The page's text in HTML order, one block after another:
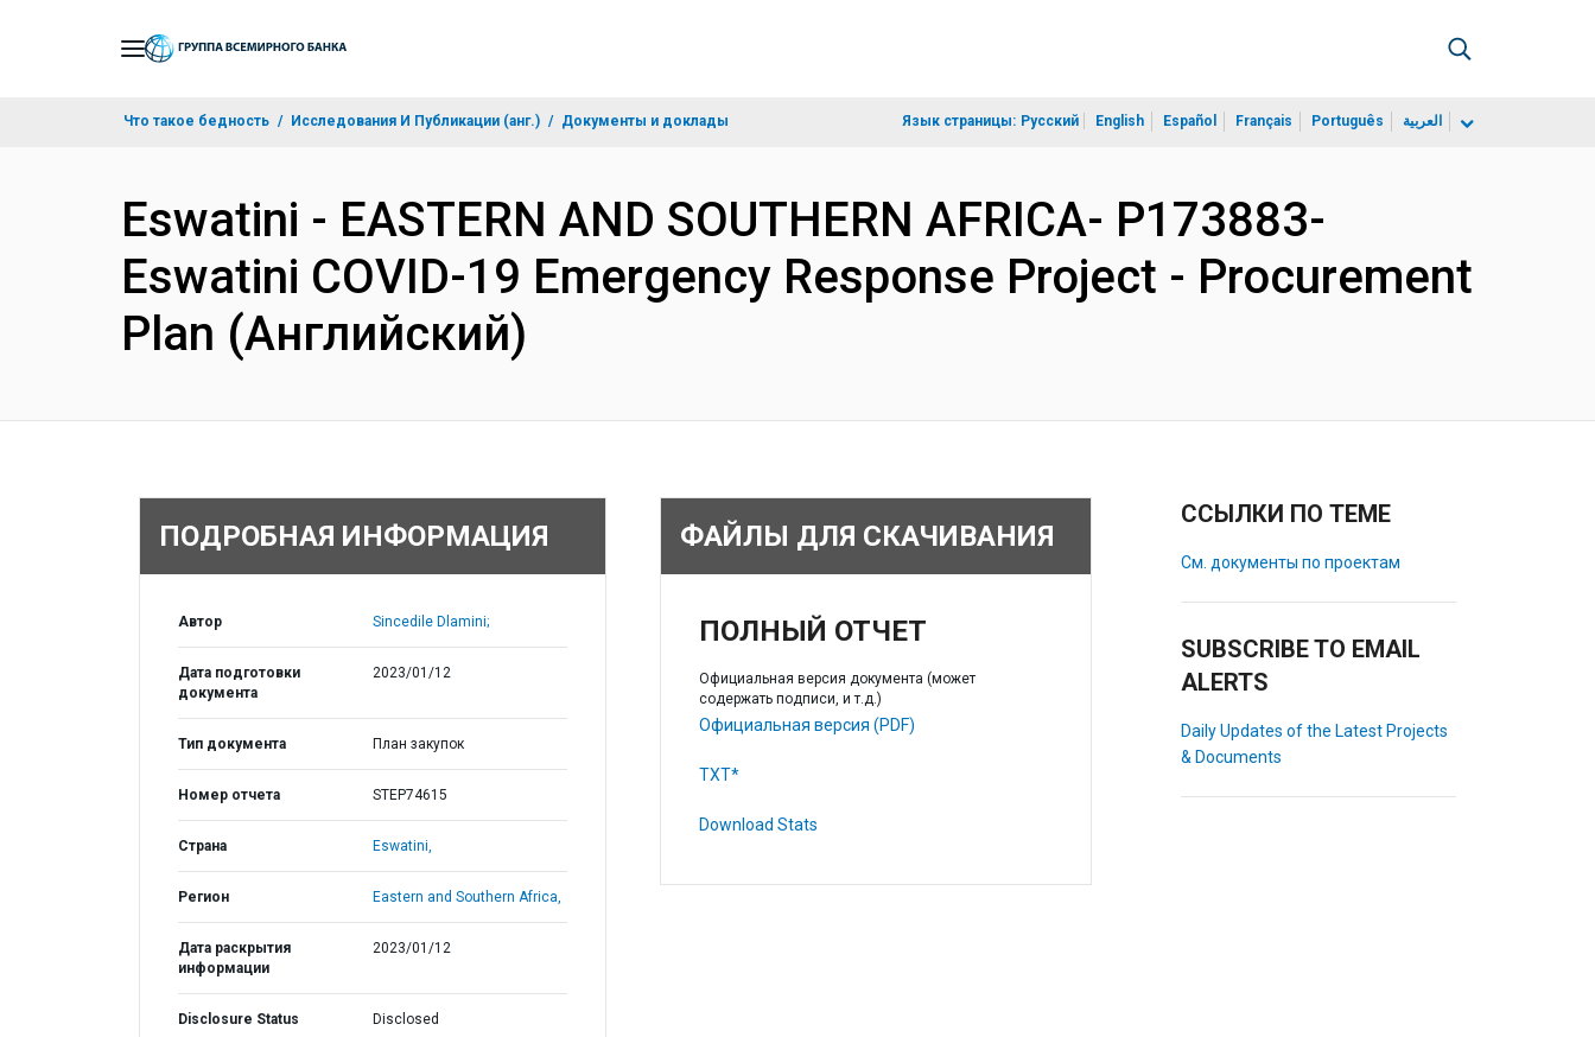
Что такое бедность Исследования И Публикации (анг.) Документы и доклады Язык страницы: Русский English Español Français Português العربية
Eswatini - EASTERN AND SOUTHERN AFRICA- P173883-
Eswatini COVID-19 Emergency Response Project - Procurement
Plan (Английский)
ПОДРОБНАЯ ИНФОРМАЦИЯ
Автор Sincedile Dlamini;
Дата подготовки
документа
2023/01/12
Тип документа План закупок
Номер отчета STEP74615
Страна Eswatini,
Регион Eastern and Southern Africa,
Дата раскрытия
информации
2023/01/12
Disclosure Status Disclosed
ФАЙЛЫ ДЛЯ СКАЧИВАНИЯ
ПОЛНЫЙ ОТЧЕТ
Официальная версия документа (может
содержать подписи, и т.д.)
Официальная версия (PDF)
TXT*
Download Stats
ССЫЛКИ ПО ТЕМЕ
См. документы по проектам
SUBSCRIBE TO EMAIL
ALERTS
Daily Updates of the Latest Projects
& Documents